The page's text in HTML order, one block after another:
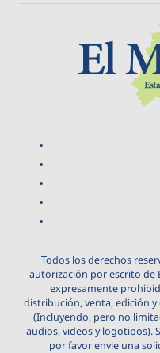
Todos los derechos
autorización por escrito de
expresamente
distribución, venta, edición
(Incluyendo, pero no
audios, videos y logotipos).
por favor envie una